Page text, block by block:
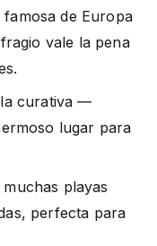
de Europa
vale la pena
curativa —
lugar para
playas
perfecta para